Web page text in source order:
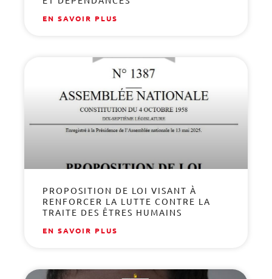
EN SAVOIR PLUS
PROPOSITION DE LOI VISANT À
RENFORCER LA LUTTE CONTRE LA
TRAITE DES ÊTRES HUMAINS
EN SAVOIR PLUS